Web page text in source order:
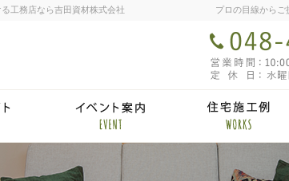
プロの目線からご
工務店なら吉田資材株式会社